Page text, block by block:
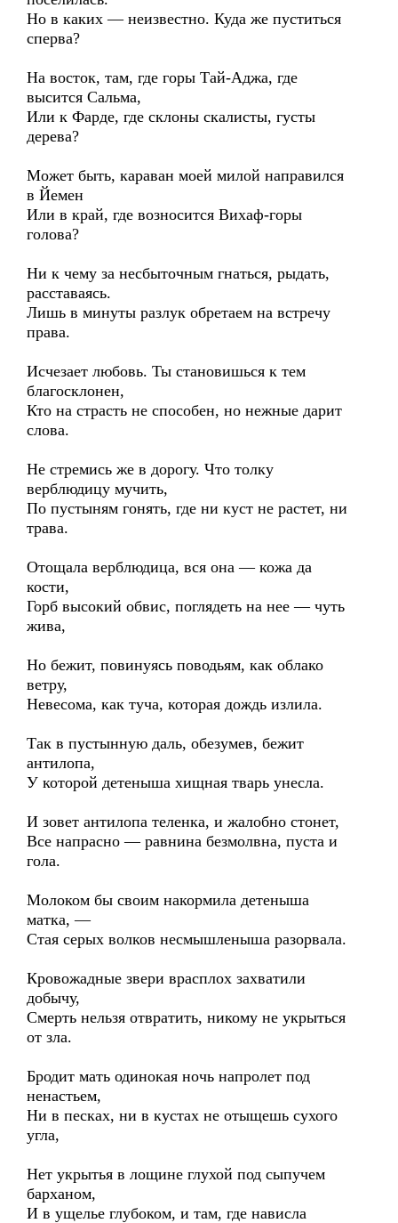
Но в каких — неизвестно. Куда же пуститься
сперва?
На восток, там, где горы Тай-Аджа, где
высится Сальма,
Или к Фарде, где склоны скалисты, густы
дерева?
Может быть, караван моей милой направился
в Йемен
Или в край, где возносится Вихаф-горы
голова?
Ни к чему за несбыточным гнаться, рыдать,
расставаясь.
Лишь в минуты разлук обретаем на встречу
права.
Исчезает любовь. Ты становишься к тем
благосклонен,
Кто на страсть не способен, но нежные дарит
слова.
Не стремись же в дорогу. Что толку
верблюдицу мучить,
По пустыням гонять, где ни куст не растет, ни
трава.
Отощала верблюдица, вся она — кожа да
кости,
Горб высокий обвис, поглядеть на нее — чуть
жива,
Но бежит, повинуясь поводьям, как облако
ветру,
Невесома, как туча, которая дождь излила.
Так в пустынную даль, обезумев, бежит
антилопа,
У которой детеныша хищная тварь унесла.
И зовет антилопа теленка, и жалобно стонет,
Все напрасно — равнина безмолвна, пуста и
гола.
Молоком бы своим накормила детеныша
матка, —
Стая серых волков несмышленыша разорвала.
Кровожадные звери врасплох захватили
добычу,
Смерть нельзя отвратить, никому не укрыться
от зла.
Бродит мать одинокая ночь напролет под
ненастьем,
Ни в песках, ни в кустах не отыщешь сухого
угла,
Нет укрытья в лощине глухой под сыпучем
барханом,
И в ущелье глубоком, и там, где нависла